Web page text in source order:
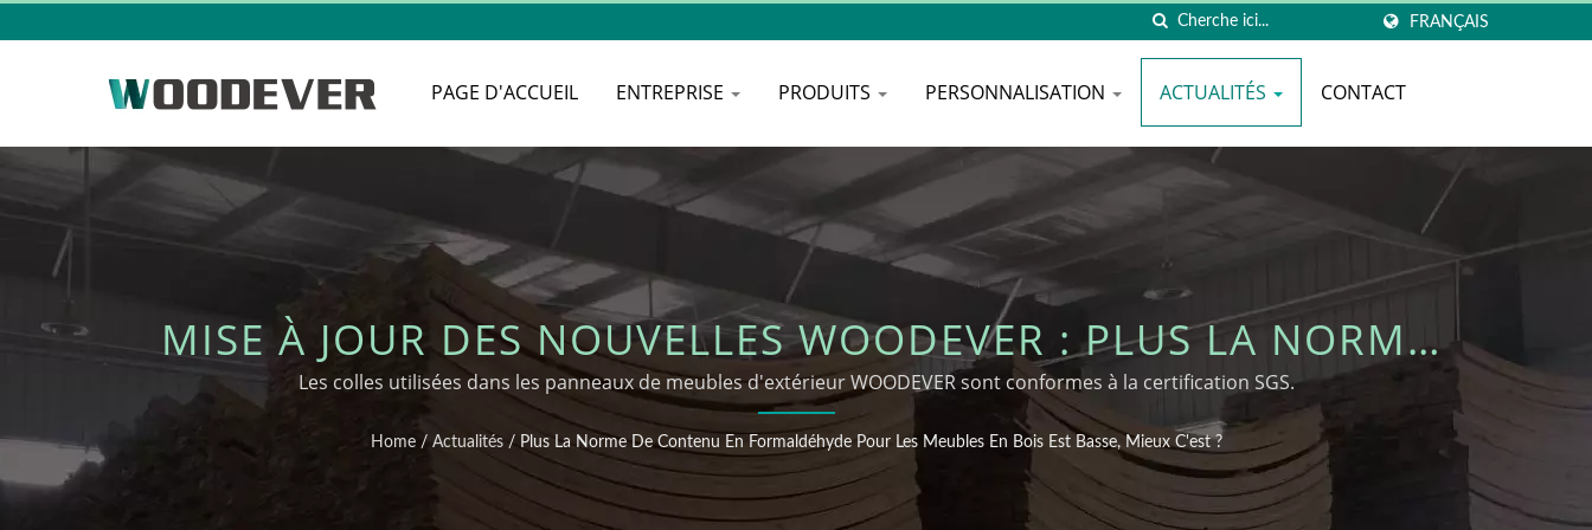
FRANÇAIS
PAGE D'ACCUEIL ENTREPRISE PRODUITS PERSONNALISATION ACTUALITÉS CONTACT
MISE À JOUR DES NOUVELLES WOODEVER : PLUS LA NORME
DE CONTENU EN FORMALDÉHYDE POUR LES MEUBLES EN
BOIS EST BASSE, MIEUX C'EST ?
Les colles utilisées dans les panneaux de meubles d'extérieur WOODEVER sont conformes à la certification SGS.
Home / Actualités / Plus La Norme De Contenu En Formaldéhyde Pour Les Meubles En Bois Est Basse, Mieux C'est ?